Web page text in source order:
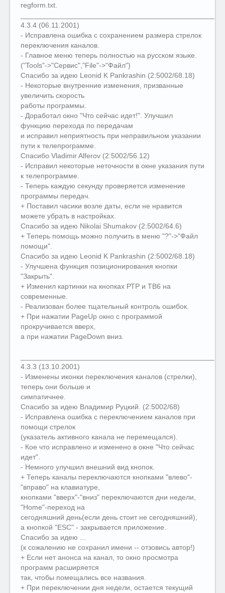
regform.txt.
4.3.4 (06.11.2001)
- Исправлена ошибка с сохранением размера стрелок
переключения каналов.
- Главное меню теперь полностью на русском языке.
("Tools"->"Сервис","File"->"Файл")
Спасибо за идею Leonid K Pankrashin (2:5002/68.18)
- Некоторые внутренние изменения, призванные
увеличить скорость
работы программы.
- Доработал окно "Что сейчас идет!". Улучшил
функцию перехода по передачам
и исправил неприятность при неправильном указании
пути к телепрограмме.
Спасибо Vladimir Alferov (2:5002/56.12)
- Исправил некоторые неточности в окне указания пути
к телепрограмме.
- Теперь каждую секунду проверяется изменение
программы передач.
+ Поставил часики возле даты, если не нравится
можете убрать в настройках.
Спасибо за идею Nikolai Shumakov (2:5002/64.6)
+ Теперь помощь можно получить в меню "?"->"Файл
помощи".
Спасибо за идею Leonid K Pankrashin (2:5002/68.18)
- Улучшена функция позиционирования кнопки
"Закрыть".
+ Изменил картинки на кнопках РТР и ТВ6 на
современные.
- Реализован более тщательный контроль ошибок.
+ При нажатии PageUp окно с программой
прокручивается вверх,
а при нажатии PageDown вниз.
4.3.3 (13.10.2001)
- Изменены иконки переключения каналов (стрелки),
теперь они больше и
симпатичнее.
Спасибо за идею Владимиp Рyцкий. (2:5002/68)
- Исправлена ошибка с переключением каналов при
помощи стрелок
(указатель активного канала не перемещался).
- Кое что исправлено и изменено в окне "Что сейчас
идет".
- Немного улучшил внешний вид кнопок.
+ Теперь каналы переключаются кнопками "влево"-
"вправо" на клавиатуре,
кнопками "вверх"-"вниз" переключаются дни недели,
"Home"-переход на
сегодняшний день(если день стоит не сегодняшний),
а кнопкой "ESC" - закрывается приложение.
Спасибо за идею ...
(к сожалению не сохранил имени -- отзовись автор!)
+ Если нет анонса на канал, то окно просмотра
программ расширяется
так, чтобы помещались все названия.
+ При переключении дня недели, остается текущий